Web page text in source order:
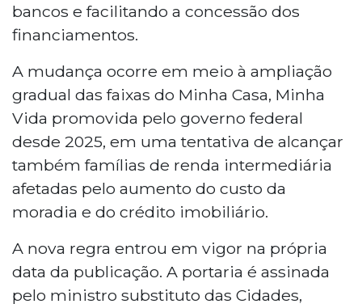
bancos e facilitando a concessão dos
financiamentos.
A mudança ocorre em meio à ampliação
gradual das faixas do Minha Casa, Minha
Vida promovida pelo governo federal
desde 2025, em uma tentativa de alcançar
também famílias de renda intermediária
afetadas pelo aumento do custo da
moradia e do crédito imobiliário.
A nova regra entrou em vigor na própria
data da publicação. A portaria é assinada
pelo ministro substituto das Cidades,